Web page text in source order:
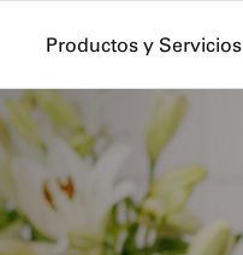
Productos y Servicios